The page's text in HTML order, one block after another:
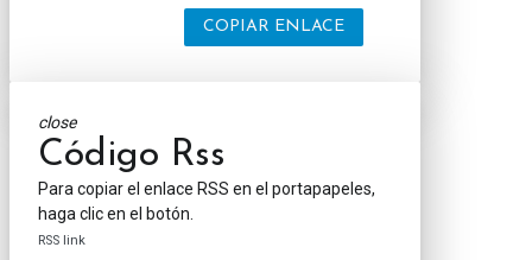
COPIAR ENLACE
close
Código Rss
Para copiar el enlace RSS en el portapapeles,
haga clic en el botón.
RSS link